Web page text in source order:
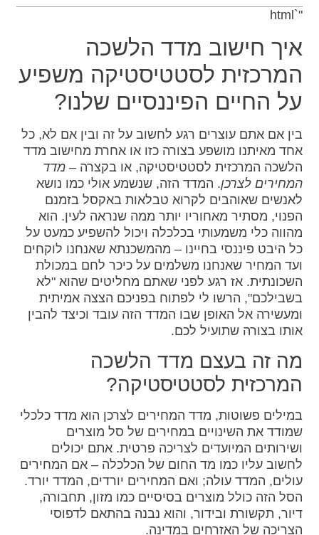
"`html
איך חישוב מדד הלשכה
המרכזית לסטטיסטיקה משפיע
על החיים הפיננסיים שלנו?
בין אם אתם עוצרים רגע לחשוב על זה ובין אם לא, כל
אחד מאיתנו מושפע בצורה כזו או אחרת מחישוב מדד
הלשכה המרכזית לסטטיסטיקה, או בקצרה – מדד
המחירים לצרכן. המדד הזה, שנשמע אולי כמו נושא
לאנשים שאוהבים לקרוא טבלאות באקסל בזמנם
הפנוי, מסתיר מאחוריו יותר ממה שנראה לעין. הוא
מהווה כלי משמעותי בכלכלה ויכול להשפיע כמעט על
כל היבט פיננסי בחיינו – מהמשכנתא שאנחנו לוקחים
ועד המחיר שאנחנו משלמים על כיכר לחם במכולת
השכונתית. אז רגע לפני שאתם מחליטים שהוא "לא
בשבילכם", הרשו לי לפתוח בפניכם הצצה אמיתית
ומעשירה אל האופן שבו המדד הזה עובד וכיצד להבין
אותו בצורה שתועיל לכם.
מה זה בעצם מדד הלשכה
המרכזית לסטטיסטיקה?
במילים פשוטות, מדד המחירים לצרכן הוא מדד כלכלי
שמודד את השינויים במחירים של סל מוצרים
ושירותים המיועדים לצריכה פרטית. אתם יכולים
לחשוב עליו כמו מד החום של הכלכלה – אם המחירים
עולים, המדד עולה; ואם המחירים יורדים, המדד יורד.
הסל הזה כולל מוצרים בסיסיים כמו מזון, תחבורה,
דיור, תקשורת ובידור, והוא נבנה בהתאם לדפוסי
הצריכה של האזרחים במדינה.